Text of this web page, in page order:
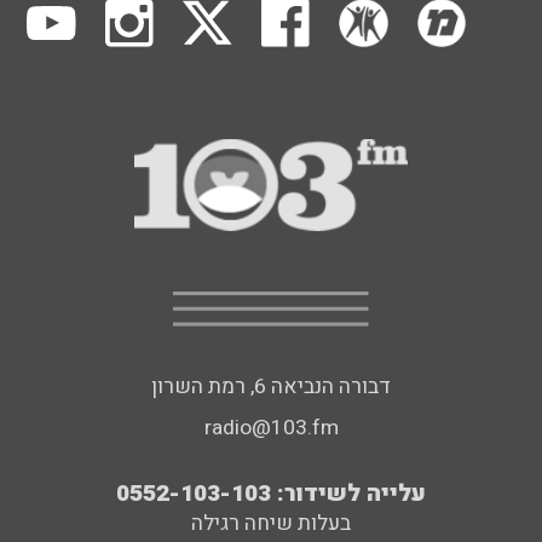
דבורה הנביאה 6, רמת השרון
radio@103.fm
עלייה לשידור: 0552-103-103
בעלות שיחה רגילה